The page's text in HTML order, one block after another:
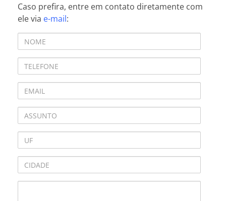
Caso prefira, entre em contato diretamente com
ele via e-mail: